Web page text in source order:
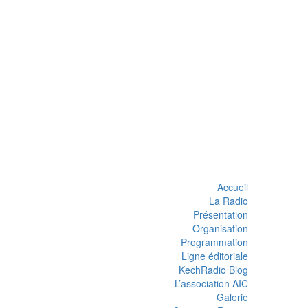
Accueil
La Radio
Présentation
Organisation
Programmation
Ligne éditoriale
KechRadio Blog
L’association AIC
Galerie